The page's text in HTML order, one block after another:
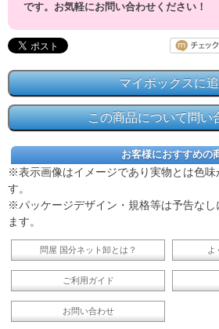
です。お気軽にお問い合わせください！
お客様におすすめの
※表示画像はイメージであり実物とは色味
す。
※パッケージデザイン・規格等は予告なし
ます。
問屋 国分ネット卸とは？ よ
ご利用ガイド
お問い合わせ